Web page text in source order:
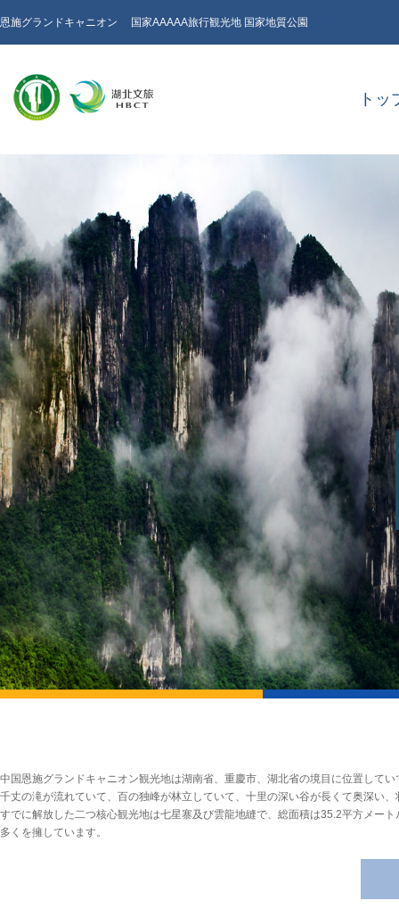
恩施グランドキャニオン 国家AAAAA旅行観光地 国家地質公園
ト
中国恩施グランドキャニオン観光地は湖南省、重慶市、湖北省の境目に位置して
千丈の滝が流れていて、百の独峰が林立していて、十里の深い谷が長くて奥深い
すでに解放した二つ核心観光地は七星寨及び雲龍地縫で、総面積は35.2平方メー
多くを擁しています。